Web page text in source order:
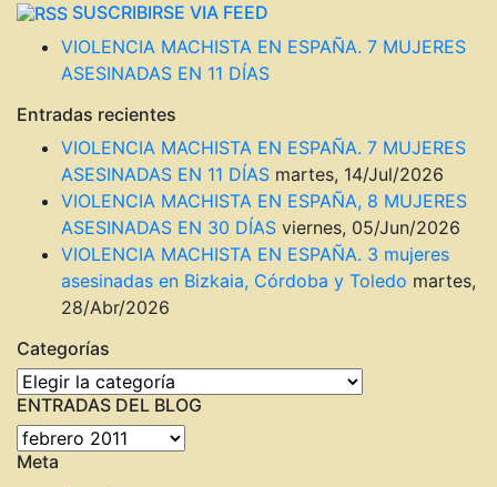
SUSCRIBIRSE VIA FEED
VIOLENCIA MACHISTA EN ESPAÑA. 7 MUJERES
ASESINADAS EN 11 DÍAS
Entradas recientes
VIOLENCIA MACHISTA EN ESPAÑA. 7 MUJERES
ASESINADAS EN 11 DÍAS martes, 14/Jul/2026
VIOLENCIA MACHISTA EN ESPAÑA, 8 MUJERES
ASESINADAS EN 30 DÍAS viernes, 05/Jun/2026
VIOLENCIA MACHISTA EN ESPAÑA. 3 mujeres
asesinadas en Bizkaia, Córdoba y Toledo martes,
28/Abr/2026
Categorías
Categorías
ENTRADAS DEL BLOG
ENTRADAS
DEL
Meta